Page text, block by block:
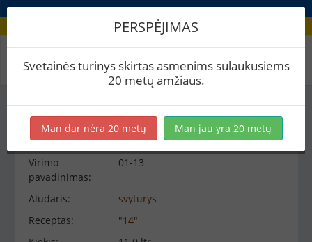
Virimo peržiūra
−
Virimo informacija
Virimo
pavadinimas:
01-13
Aludaris:
svyturys
Receptas:
"14"
PERSPĖJIMAS
Svetainės turinys skirtas asmenims sulaukusiems
20 metų amžiaus.
Man dar nėra 20 metų Man jau yra 20 metų